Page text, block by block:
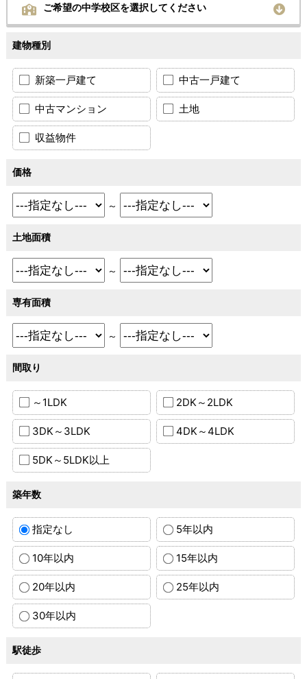
ご希望の中学校区を選択してください
建物種別
新築一戸建て 中古一戸建て
中古マンション 土地
収益物件
価格
～
土地面積
～
専有面積
～
間取り
～1LDK 2DK～2LDK
3DK～3LDK 4DK～4LDK
5DK～5LDK以上
築年数
指定なし 5年以内
10年以内 15年以内
20年以内 25年以内
30年以内
駅徒歩